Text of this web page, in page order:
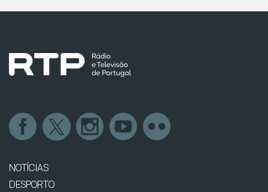
NOTÍCIAS
DESPORTO